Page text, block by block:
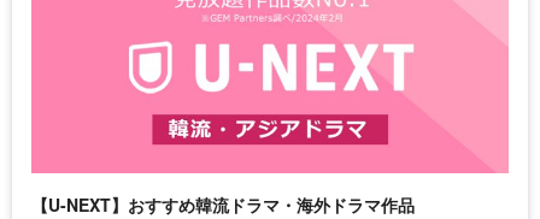
【U-NEXT】おすすめ韓流ドラマ・海外ドラマ作品